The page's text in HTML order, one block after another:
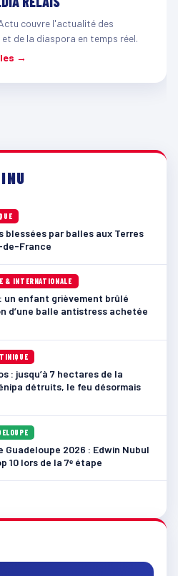
couvre l'actualité des
de la diaspora en temps réel.
→
blessées par balles aux Terres
de-France
& INTERNATIONALE
un enfant grièvement brûlé
d’une balle antistress achetée
: jusqu’à 7 hectares de la
détruits, le feu désormais
Guadeloupe 2026 : Edwin Nubul
10 lors de la 7ᵉ étape